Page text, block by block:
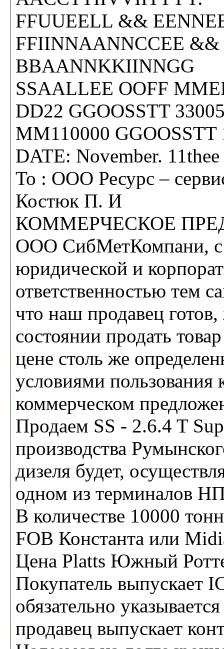
FFUUEELL &&
FFIINNAANNCCEE &&
BBAANNKKIINNGG
SSAALLEE OOFF
DD22 GGOOSSTT
MM110000 GGOOSSTT
DATE: November.
To : ООО Ресурс –
Костюк П. И
КОММЕРЧЕСКОЕ
ООО СибМетКомпани, с
юридической и
ответственностью тем
что наш продавец готов,
состоянии продать
цене столь же
условиями пользования
коммерческом
Продаем SS - 2.6.4 T
производства
дизеля будет,
одном из терминалов
В количестве 10000
FOB Константа или
Цена Platts Южный
Покупатель выпускает
обязательно
продавец выпускает